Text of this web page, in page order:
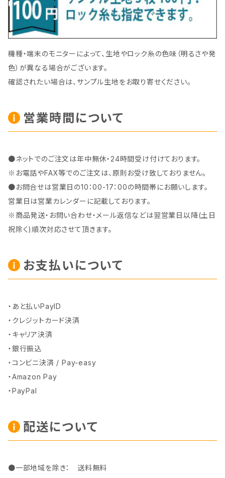
機種・端末のモニターによって、生地やロック糸の色味（明るさや発
色）が異なる場合がございます。
確認されたい場合は、サンプル生地をお取り寄せください。
営業時間について
●ネットでのご注文は年中無休・24時間受け付けております。
※お電話やFAX等でのご注文は、原則お受け致しておりません。
●お問合せは営業日の10：00-17：00の時間帯にお願いします。
営業日は営業カレンダーに記載しております。
※商品発送・お問い合わせ・メール返信などは翌営業日以降(土日
祝除く)順次対応させて頂きます。
お支払いについて
・あと払いPayID
・クレジットカード決済
・キャリア決済
・銀行振込
・コンビニ決済 / Pay-easy
・Amazon Pay
・PayPal
配送について
●一部地域を除き： 送料無料